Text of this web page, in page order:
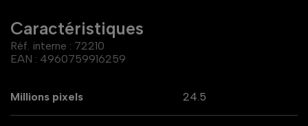
Caractéristiques
Réf. interne : 72210
EAN : 4960759916259
Millions pixels 24.5